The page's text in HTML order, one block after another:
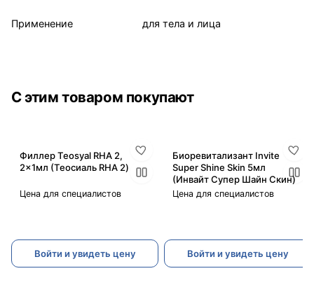
Применение для тела и лица
С этим товаром покупают
Филлер Teosyal RHA 2,
2x1мл (Теосиаль RHA 2)
Цена для специалистов
Войти и увидеть цену
Биоревитализант Invite
Super Shine Skin 5мл
(Инвайт Супер Шайн Скин)
Цена для специалистов
Войти и увидеть цену